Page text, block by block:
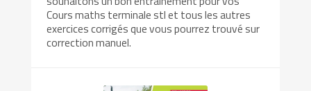
Cours maths terminale stl et tous les autres
exercices corrigés que vous pourrez trouvé sur
correction manuel.